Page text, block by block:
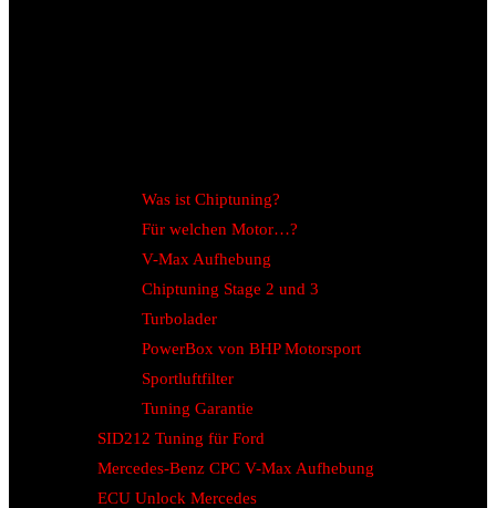
Was ist Chiptuning?
Für welchen Motor…?
V-Max Aufhebung
Chiptuning Stage 2 und 3
Turbolader
PowerBox von BHP Motorsport
Sportluftfilter
Tuning Garantie
SID212 Tuning für Ford
Mercedes-Benz CPC V-Max Aufhebung
ECU Unlock Mercedes